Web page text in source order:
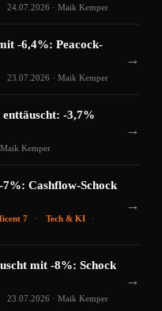
24.07.2026 · Maik Kemper
-6,4%: Peacock-
23.07.2026 · Maik Kemper
→
-3,7%
Kemper
→
Cashflow-Schock
7
Tech & KI
→
mit -8%: Schock
23.07.2026 · Maik Kemper
→